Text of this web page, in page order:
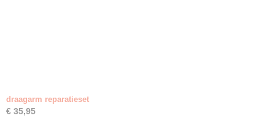
draagarm reparatieset
€ 35,95